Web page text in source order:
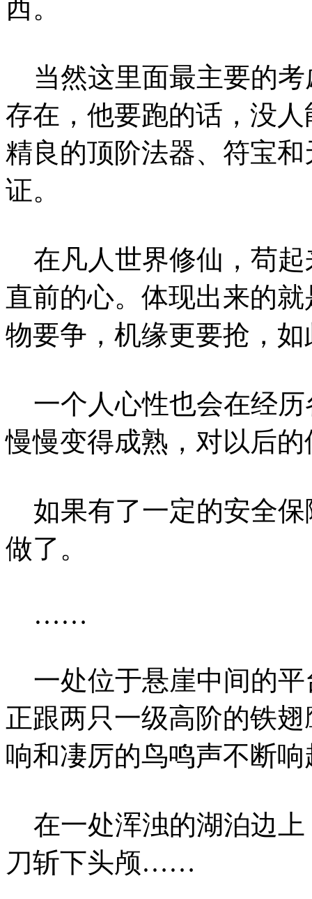
西。
当然这里面最主要的考
存在，他要跑的话，没
精良的顶阶法器、符宝
证。
在凡人世界修仙，苟起
直前的心。体现出来的
物要争，机缘更要抢，
一个人心性也会在经历
慢慢变得成熟，对以后
如果有了一定的安全保
做了。
……
一处位于悬崖中间的平
正跟两只一级高阶的铁
响和凄厉的鸟鸣声不断
在一处浑浊的湖泊边上
刀斩下头颅……